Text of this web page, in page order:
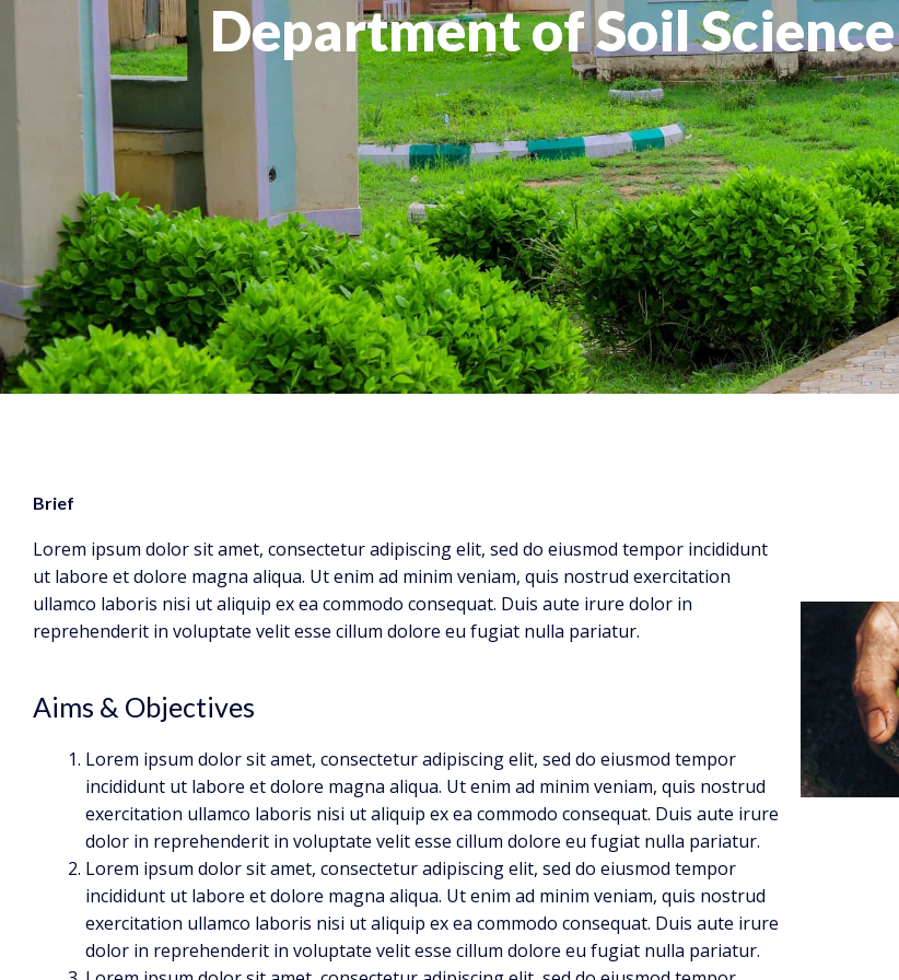
Department of Soil Science
Brief
Lorem ipsum dolor sit amet, consectetur adipiscing elit, sed do eiusmod tempor incididunt
ut labore et dolore magna aliqua. Ut enim ad minim veniam, quis nostrud exercitation
ullamco laboris nisi ut aliquip ex ea commodo consequat. Duis aute irure dolor in
reprehenderit in voluptate velit esse cillum dolore eu fugiat nulla pariatur.
Aims & Objectives
Lorem ipsum dolor sit amet, consectetur adipiscing elit, sed do eiusmod tempor
incididunt ut labore et dolore magna aliqua. Ut enim ad minim veniam, quis nostrud
exercitation ullamco laboris nisi ut aliquip ex ea commodo consequat. Duis aute irure
dolor in reprehenderit in voluptate velit esse cillum dolore eu fugiat nulla pariatur.
Lorem ipsum dolor sit amet, consectetur adipiscing elit, sed do eiusmod tempor
incididunt ut labore et dolore magna aliqua. Ut enim ad minim veniam, quis nostrud
exercitation ullamco laboris nisi ut aliquip ex ea commodo consequat. Duis aute irure
dolor in reprehenderit in voluptate velit esse cillum dolore eu fugiat nulla pariatur.